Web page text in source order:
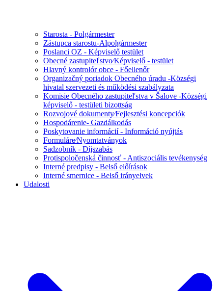
Starosta - Polgármester
Zástupca starostu-Alpolgármester
Poslanci OZ - Képviselő testület
Obecné zastupiteľstvo⁄Képviselő - testület
Hlavný kontrolór obce - Főellenőr
Organizačný poriadok Obecného úradu -Községi
hivatal szervezeti és működési szabályzata
Komisie Obecného zastupiteľstva v Šalove -Községi
képviselő - testületi bizottság
Rozvojové dokumenty⁄Fejlesztési koncepciók
Hospodárenie- Gazdálkodás
Poskytovanie informácií - Információ nyújtás
Formuláre⁄Nyomtatványok
Sadzobník - Díjszabás
Protispoločenská činnosť - Antiszociális tevékenység
Interné predpisy - Belső előírások
Interné smernice - Belső irányelvek
Udalosti